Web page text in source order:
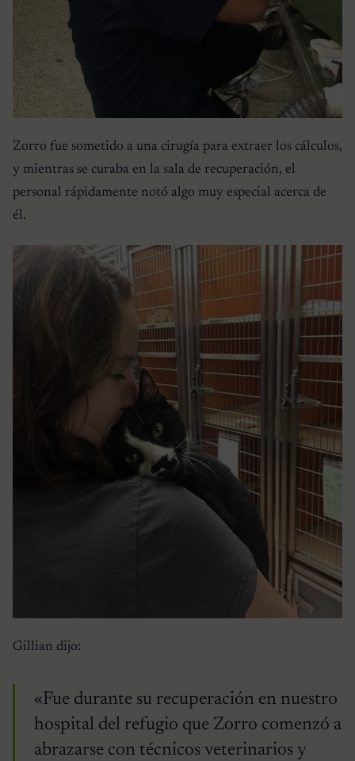
Zorro fue sometido a una cirugía para extraer los cálculos,
y mientras se curaba en la sala de recuperación, el
personal rápidamente notó algo muy especial acerca de
él.
Gillian dijo:
«Fue durante su recuperación en nuestro
hospital del refugio que Zorro comenzó a
abrazarse con técnicos veterinarios y